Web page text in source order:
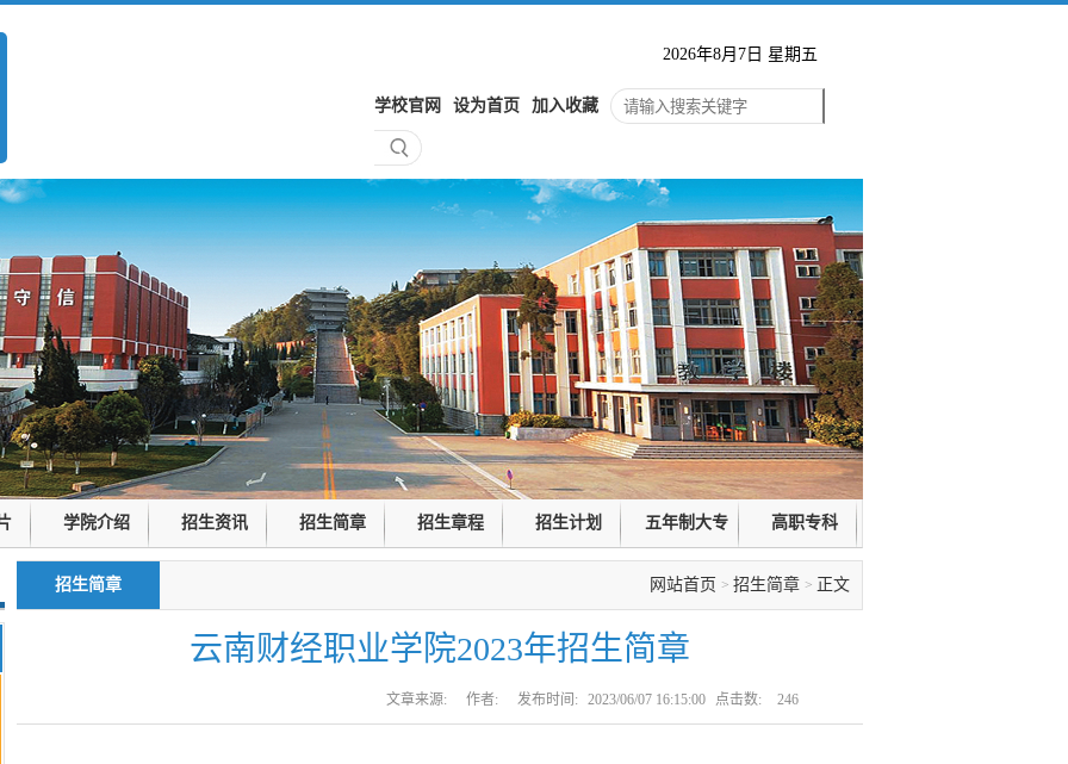
2026年8月7日 星期五
学校官网 设为首页 加入收藏
学院介绍 招生资讯 招生简章 招生章程 招生计划 五年制大专 高职专科
网站首页 > 招生简章 > 正文
招生简章
云南财经职业学院2023年招生简章
文章来源: 作者: 发布时间: 2023/06/07 16:15:00 点击数: 246